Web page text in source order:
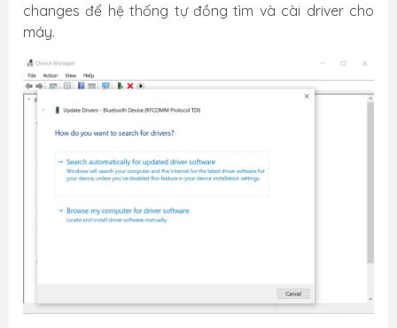
changes để hệ thống tự đồng tìm và cài driver cho
máy.